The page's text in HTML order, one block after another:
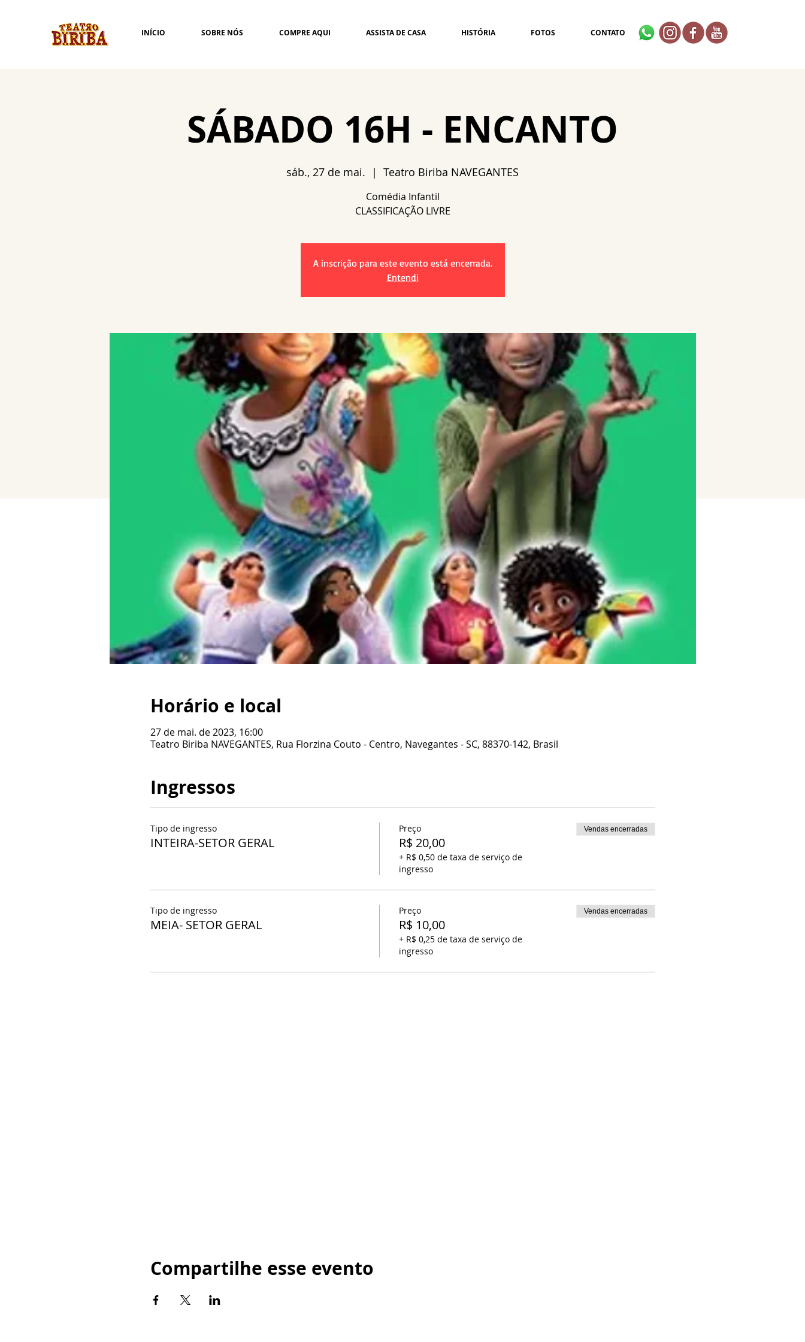
INÍCIO SOBRE NÓS COMPRE AQUI ASSISTA DE CASA HISTÓRIA FOTOS CONTATO
SÁBADO 16H - ENCANTO
sáb., 27 de mai.
  |
Teatro Biriba NAVEGANTES
Comédia Infantil
A inscrição para este evento está encerrada.
Entendi
Horário e local
27 de mai. de 2023, 16:00
Teatro Biriba NAVEGANTES, Rua Florzina Couto - Centro, Navegantes - SC, 88370-142, Brasil
Ingressos
Tipo de ingresso
INTEIRA-SETOR GERAL
Preço
R$ 20,00
+ R$ 0,50 de taxa de serviço de
ingresso
Vendas encerradas
Tipo de ingresso
MEIA- SETOR GERAL
Preço
R$ 10,00
+ R$ 0,25 de taxa de serviço de
ingresso
Vendas encerradas
Compartilhe esse evento